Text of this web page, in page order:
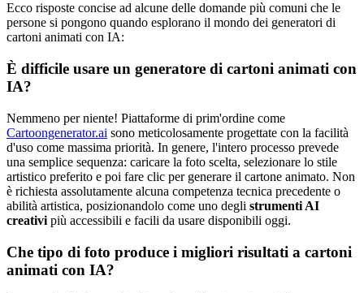
Ecco risposte concise ad alcune delle domande più comuni che le
persone si pongono quando esplorano il mondo dei generatori di
cartoni animati con IA:
È difficile usare un generatore di cartoni animati con
IA?
Nemmeno per niente! Piattaforme di prim'ordine come
Cartoongenerator.ai sono meticolosamente progettate con la facilità
d'uso come massima priorità. In genere, l'intero processo prevede
una semplice sequenza: caricare la foto scelta, selezionare lo stile
artistico preferito e poi fare clic per generare il cartone animato. Non
è richiesta assolutamente alcuna competenza tecnica precedente o
abilità artistica, posizionandolo come uno degli strumenti AI
creativi più accessibili e facili da usare disponibili oggi.
Che tipo di foto produce i migliori risultati a cartoni
animati con IA?